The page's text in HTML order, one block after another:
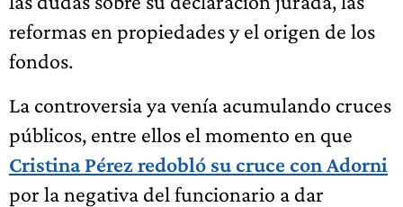
reformas en propiedades y el origen de los
fondos.
La controversia ya venía acumulando cruces
públicos, entre ellos el momento en que
Cristina Pérez redobló su cruce con Adorni
por la negativa del funcionario a dar